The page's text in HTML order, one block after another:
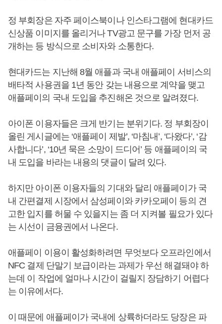
정 부회장은 자주 페이스북이나 인스타그램에 현대카드
신상품 이미지를 올리거나 TV광고 문구를 가장 먼저 공
개하는 등 방식으로 소비자와 소통한다.
현대카드는 지난해 8월 애플과 국내 애플페이 서비스의
배타적 사용권을 1년 동안 갖는 내용으로 계약을 맺고
애플페이의 국내 도입을 추진해온 것으로 알려졌다.
아이폰 이용자들은 크게 반기는 분위기다. 정 부회장이
올린 게시글에는 ‘애플페이 제발’, ‘마침내’, ‘다왔다’, ‘감
사합니다’, ‘10년 묵은 소망이 드디어’ 등 애플페이의 국
내 도입을 바라는 내용의 댓글이 달려 있다.
하지만 아이폰 이용자들의 기대와 달리 애플페이가 국
내 간편결제 시장에서 삼성페이와 카카오페이 등의 견
고한 입지를 허물 수 있을지는 좀 더 지켜볼 필요가 있다
는 시선이 금융권에서 나온다.
애플페이 이용이 활성화하려면 무엇보다 오프라인에서
NFC 결제 단말기 보급이라는 과제가 우선 해결돼야 하
는데 이 작업에 얼마나 시간이 걸릴지 장담하기 어렵다
는 이유에서다.
이 때문에 애플페이가 국내에 상륙하더라도 당장은 파